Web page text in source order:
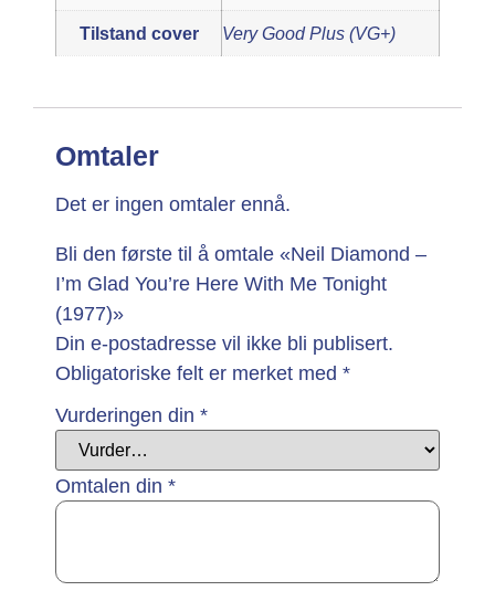
Tilstand cover Very Good Plus (VG+)
Omtaler
Det er ingen omtaler ennå.
Bli den første til å omtale «Neil Diamond –
I’m Glad You’re Here With Me Tonight
(1977)»
Din e-postadresse vil ikke bli publisert.
Obligatoriske felt er merket med *
Vurderingen din *
Omtalen din *